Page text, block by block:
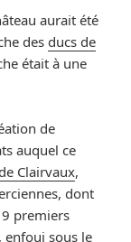
aurait été
des ducs de
était à une
de
auquel ce
Clairvaux,
dont
premiers
enfoui sous le